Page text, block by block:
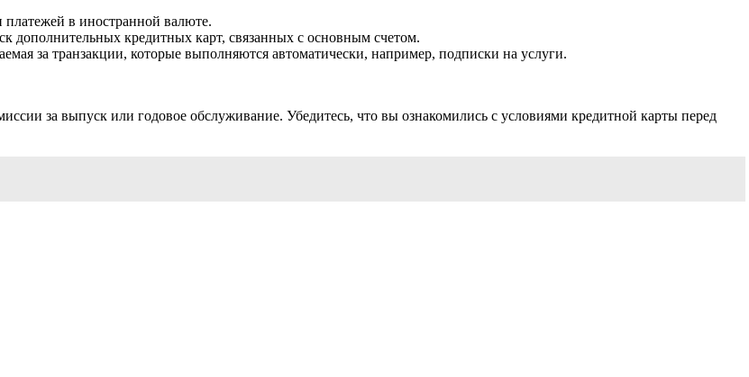
в иностранной валюте.
дополнительных кредитных карт, связанных с основным счетом.
за транзакции, которые выполняются автоматически, например, подписки на услуги.
за выпуск или годовое обслуживание. Убедитесь, что вы ознакомились с условиями кредитной карты перед